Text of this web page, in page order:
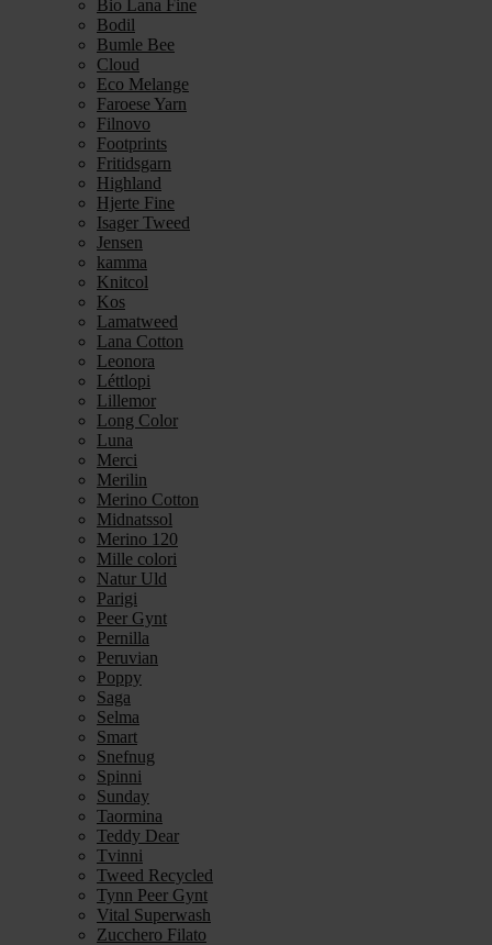
Bio Lana Fine
Bodil
Bumle Bee
Cloud
Eco Melange
Faroese Yarn
Filnovo
Footprints
Fritidsgarn
Highland
Hjerte Fine
Isager Tweed
Jensen
kamma
Knitcol
Kos
Lamatweed
Lana Cotton
Leonora
Léttlopi
Lillemor
Long Color
Luna
Merci
Merilin
Merino Cotton
Midnatssol
Merino 120
Mille colori
Natur Uld
Parigi
Peer Gynt
Pernilla
Peruvian
Poppy
Saga
Selma
Smart
Snefnug
Spinni
Sunday
Taormina
Teddy Dear
Tvinni
Tweed Recycled
Tynn Peer Gynt
Vital Superwash
Zucchero Filato